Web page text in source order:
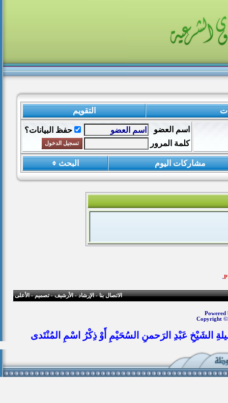
التقويم
اسم العضو
حفظ البيانات؟
كلمة المرور
مشاركات اليوم البحث
.
الاتصال بنا-الإرشاد-الأرشيف-تصميم-الأعلى
Powered
Copyright
الشَيْخِ عَبْدِ الرَحمنِ السُحَيْمِ أَوْ ذِكْرُ اسْمِ المُنْتَدى